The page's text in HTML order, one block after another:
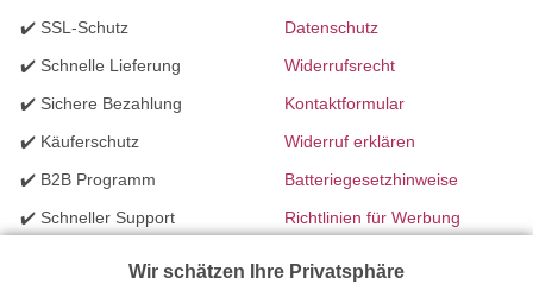
✔️ SSL-Schutz
✔️ Schnelle Lieferung
✔️ Sichere Bezahlung
✔️ Käuferschutz
✔️ B2B Programm
✔️ Schneller Support
Datenschutz
Widerrufsrecht
Kontaktformular
Widerruf erklären
Batteriegesetzhinweise
Richtlinien für Werbung
Wir schätzen Ihre Privatsphäre